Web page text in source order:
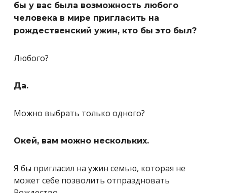
бы у вас была возможность любого
человека в мире пригласить на
рождественский ужин, кто бы это был?
Любого?
Да.
Можно выбрать только одного?
Окей, вам можно нескольких.
Я бы пригласил на ужин семью, которая не
может себе позволить отпраздновать